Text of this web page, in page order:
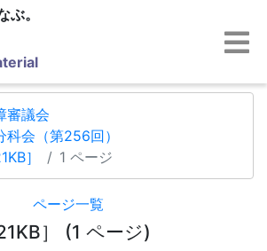
ぶ。
審議会
会（第256回）
］
1 ページ
ページ一覧
］ (1 ページ)